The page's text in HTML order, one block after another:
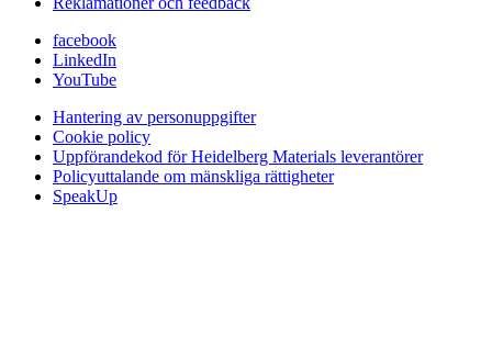
facebook
LinkedIn
YouTube
Hantering av personuppgifter
Cookie policy
Uppförandekod för Heidelberg Materials leverantörer
Policyuttalande om mänskliga rättigheter
SpeakUp